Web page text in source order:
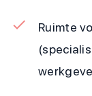
Ruimte